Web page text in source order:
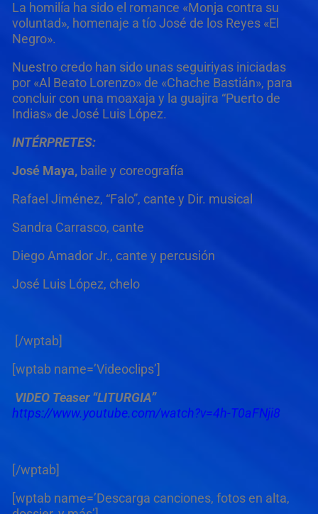
La homilía ha sido el romance «Monja contra su
voluntad», homenaje a tío José de los Reyes «El
Negro».
Nuestro credo han sido unas seguiriyas iniciadas
por «Al Beato Lorenzo» de «Chache Bastián», para
concluir con una moaxaja y la guajira “Puerto de
Indias» de José Luis López.
INTÉRPRETES:
José Maya,baile y coreografía
Rafael Jiménez, “Falo”, cante y Dir. musical
Sandra Carrasco, cante
Diego Amador Jr., cante y percusión
José Luis López, chelo
[/wptab]
[wptab name=’Videoclips’]
VIDEO Teaser “LITURGIA”
https://www.youtube.com/watch?v=4h-T0aFNji8
[/wptab]
[wptab name=’Descarga canciones, fotos en alta,